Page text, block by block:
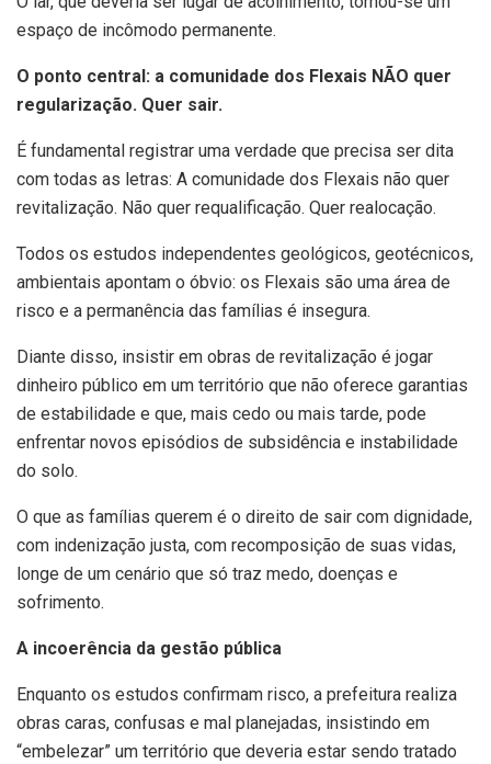
espaço de incômodo permanente.
O ponto central: a comunidade dos Flexais NÃO quer
regularização. Quer sair.
É fundamental registrar uma verdade que precisa ser dita
com todas as letras: A comunidade dos Flexais não quer
revitalização. Não quer requalificação. Quer realocação.
Todos os estudos independentes geológicos, geotécnicos,
ambientais apontam o óbvio: os Flexais são uma área de
risco e a permanência das famílias é insegura.
Diante disso, insistir em obras de revitalização é jogar
dinheiro público em um território que não oferece garantias
de estabilidade e que, mais cedo ou mais tarde, pode
enfrentar novos episódios de subsidência e instabilidade
do solo.
O que as famílias querem é o direito de sair com dignidade,
com indenização justa, com recomposição de suas vidas,
longe de um cenário que só traz medo, doenças e
sofrimento.
A incoerência da gestão pública
Enquanto os estudos confirmam risco, a prefeitura realiza
obras caras, confusas e mal planejadas, insistindo em
“embelezar” um território que deveria estar sendo tratado